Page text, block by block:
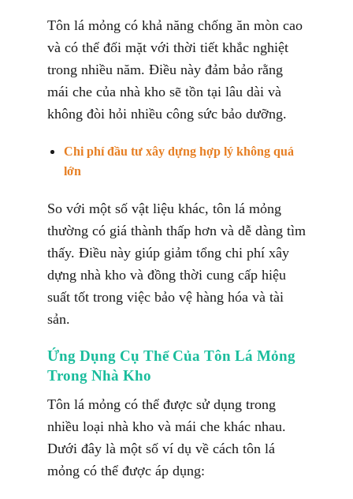
Tôn lá mỏng có khả năng chống ăn mòn cao
và có thể đối mặt với thời tiết khắc nghiệt
trong nhiều năm. Điều này đảm bảo rằng
mái che của nhà kho sẽ tồn tại lâu dài và
không đòi hỏi nhiều công sức bảo dưỡng.
Chi phí đầu tư xây dựng hợp lý không quá
lớn
So với một số vật liệu khác, tôn lá mỏng
thường có giá thành thấp hơn và dễ dàng tìm
thấy. Điều này giúp giảm tổng chi phí xây
dựng nhà kho và đồng thời cung cấp hiệu
suất tốt trong việc bảo vệ hàng hóa và tài
sản.
Ứng Dụng Cụ Thể Của Tôn Lá Mỏng
Trong Nhà Kho
Tôn lá mỏng có thể được sử dụng trong
nhiều loại nhà kho và mái che khác nhau.
Dưới đây là một số ví dụ về cách tôn lá
mỏng có thể được áp dụng: